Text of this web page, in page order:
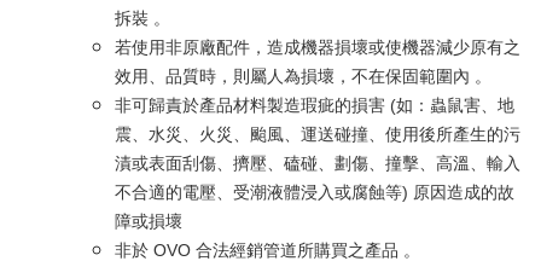
拆裝 。
若使用非原廠配件，造成機器損壞或使機器減少原有之
效用、品質時，則屬人為損壞，不在保固範圍內 。
非可歸責於產品材料製造瑕疵的損害 (如：蟲鼠害、地
震、水災、火災、颱風、運送碰撞、使用後所產生的污
漬或表面刮傷、擠壓、磕碰、劃傷、撞擊、高溫、輸入
不合適的電壓、受潮液體浸入或腐蝕等) 原因造成的故
障或損壞
非於 OVO 合法經銷管道所購買之產品 。